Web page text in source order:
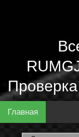
Главная